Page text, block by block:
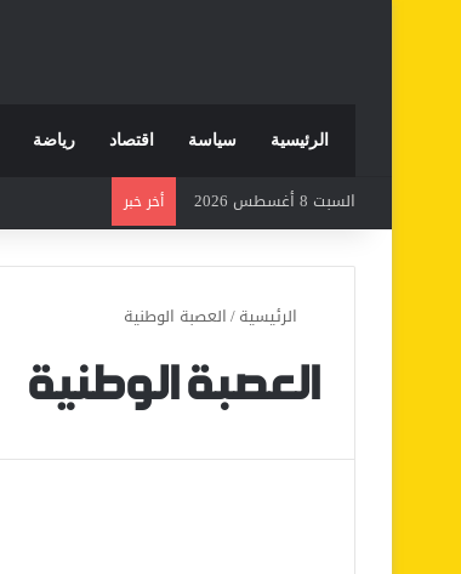
الرئيسية سياسة اقتصاد رياضة
السبت 8 أغسطس 2026 أخر خبر
الرئيسية/العصبة الوطنية
العصبة الوطنية